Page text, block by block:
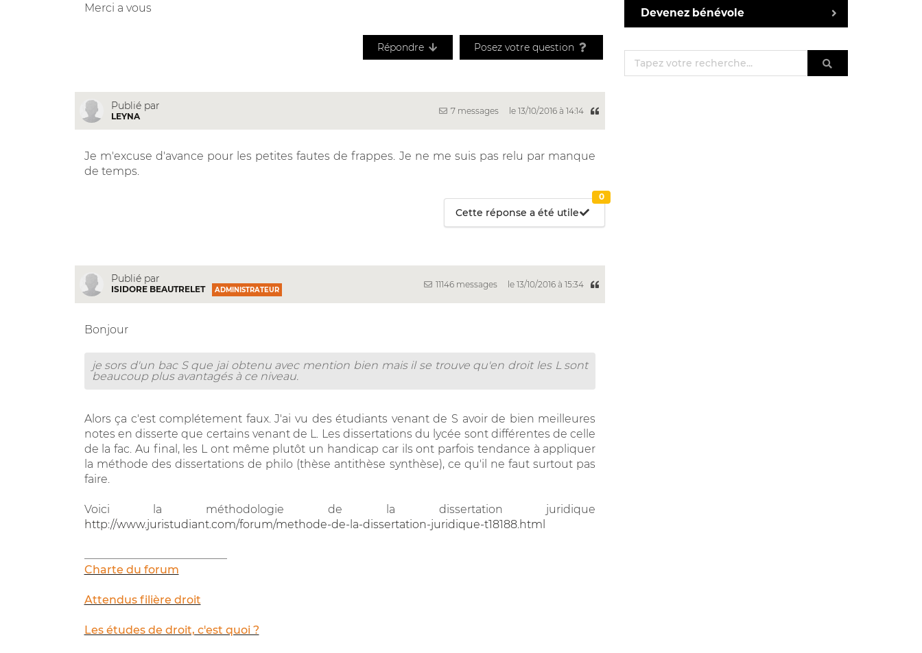
Merci a vous
Répondre Posez votre question
Publié par
LEYNA
7 messages le 13/10/2016 à 14:14
Je m'excuse d'avance pour les petites fautes de frappes. Je ne me suis pas relu par manque
de temps.
Cette réponse a été utile
0
Publié par
ISIDORE BEAUTRELET ADMINISTRATEUR
11146 messages le 13/10/2016 à 15:34
Bonjour
je sors d'un bac S que jai obtenu avec mention bien mais il se trouve qu'en droit les L sont
beaucoup plus avantagés à ce niveau.
Alors ça c'est complétement faux. J'ai vu des étudiants venant de S avoir de bien meilleures
notes en disserte que certains venant de L. Les dissertations du lycée sont différentes de celle
de la fac. Au final, les L ont même plutôt un handicap car ils ont parfois tendance à appliquer
la méthode des dissertations de philo (thèse antithèse synthèse), ce qu'il ne faut surtout pas
faire.
Voici la méthodologie de la dissertation juridique
http://www.juristudiant.com/forum/methode-de-la-dissertation-juridique-t18188.html
Charte du forum
Attendus filière droit
Les études de droit, c'est quoi ?
Devenez bénévole